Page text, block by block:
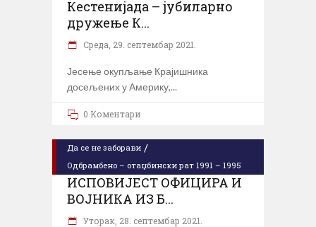
Кестенијада – јубиларно
дружење К...
Cреда, 29. септембар 2021.
Јесење окупљање Крајишника
досељених у Америку,
0 Коментари
Да се не заборави /
Одбрамбено – отаџбински рат 1991 – 1995
ИСПОВИЈЕСТ ОФИЦИРА И
ВОЈНИКА ИЗ Б...
Уторак, 28. септембар 2021.